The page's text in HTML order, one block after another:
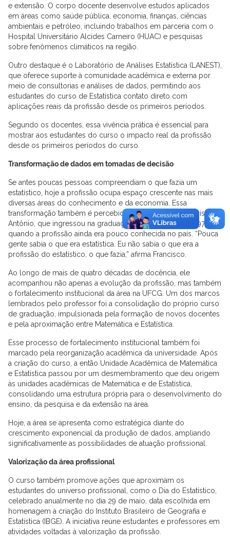
e extensão. O corpo docente desenvolve estudos aplicados
em áreas como saúde pública, economia, finanças, ciências
ambientais e petróleo, incluindo trabalhos em parceria com o
Hospital Universitário Alcides Carneiro (HUAC) e pesquisas
sobre fenômenos climáticos na região.
Outro destaque é o Laboratório de Análises Estatística (LANEST),
que oferece suporte à comunidade acadêmica e externa por
meio de consultorias e análises de dados, permitindo aos
estudantes do curso de Estatística contato direto com
aplicações reais da profissão desde os primeiros períodos.
Segundo os docentes, essa vivência prática é essencial para
mostrar aos estudantes do curso o impacto real da profissão
desde os primeiros períodos do curso.
Transformação de dados em tomadas de decisão
Se antes poucas pessoas compreendiam o que fazia um
estatístico, hoje a profissão ocupa espaço crescente nas mais
diversas áreas do conhecimento e da economia. Essa
transformação também é percebida pelo professor Francisco
Antônio, que ingressou na graduação em Estatística em 1976,
quando a profissão ainda era pouco conhecida no país. “Pouca
gente sabia o que era estatística. Eu não sabia o que era a
profissão do estatístico, o que fazia,” afirma Francisco.
Ao longo de mais de quatro décadas de docência, ele
acompanhou não apenas a evolução da profissão, mas também
o fortalecimento institucional da área na UFCG. Um dos marcos
lembrados pelo professor foi a consolidação do próprio curso
de graduação, impulsionada pela formação de novos docentes
e pela aproximação entre Matemática e Estatística.
Esse processo de fortalecimento institucional também foi
marcado pela reorganização acadêmica da universidade. Após
a criação do curso, a então Unidade Acadêmica de Matemática
e Estatística passou por um desmembramento que deu origem
às unidades acadêmicas de Matemática e de Estatística,
consolidando uma estrutura própria para o desenvolvimento do
ensino, da pesquisa e da extensão na área.
Hoje, a área se apresenta como estratégica diante do
crescimento exponencial da produção de dados, ampliando
significativamente as possibilidades de atuação profissional.
Valorização da área profissional
O curso também promove ações que aproximam os
estudantes do universo profissional, como o Dia do Estatístico,
celebrado anualmente no dia 29 de maio, data escolhida em
homenagem à criação do Instituto Brasileiro de Geografia e
Estatística (IBGE). A iniciativa reúne estudantes e professores em
atividades voltadas à valorização da profissão.